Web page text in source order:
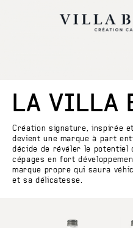
LA VILLA
Création signature, inspirée
devient une marque à part
décide de révéler le potentiel
cépages en fort
marque propre qui saura
et sa délicatesse.